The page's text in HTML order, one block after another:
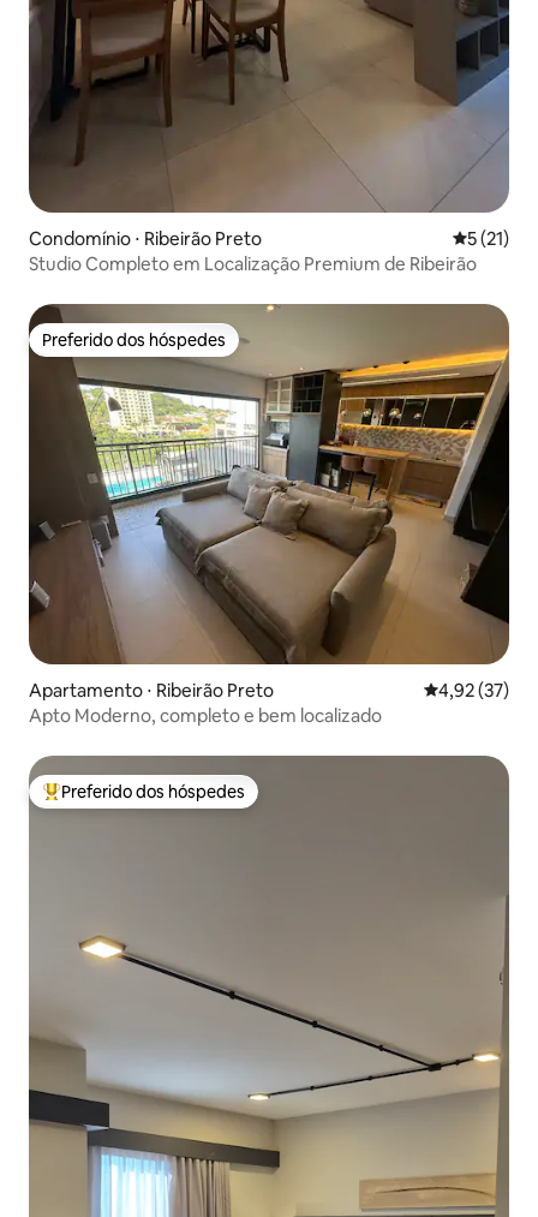
Condomínio ⋅ Ribeirão Preto 5 de uma
5 (21)
Studio Completo em Localização Premium de Ribeirão
Preferido dos hóspedes
Preferido dos hóspedes
Apartamento ⋅ Ribeirão Preto 4,92 de uma
4,92 (37)
Apto Moderno, completo e bem localizado
Entre os melhores preferidos dos hóspedes
Preferido dos hóspedes